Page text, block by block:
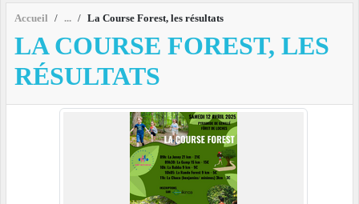
Accueil La Course Forest, les résultats
LA COURSE FOREST, LES
RÉSULTATS